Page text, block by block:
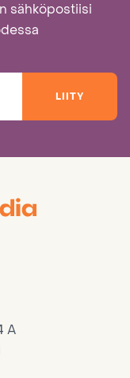
sähköpostiisi
LIITY
A